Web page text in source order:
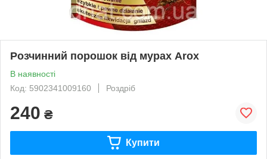
Розчинний порошок від мурах Arox
В наявності
Код: 5902341009160
Роздріб
240 ₴
Купити